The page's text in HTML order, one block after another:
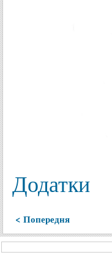
Додатки
< Попередня